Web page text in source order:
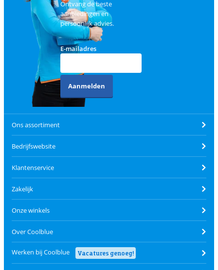
Ontvang de beste
aanbiedingen en
persoonlijk advies.
E-mailadres
Aanmelden
Ons assortiment
Bedrijfswebsite
Klantenservice
Zakelijk
Onze winkels
Over Coolblue
Werken bij Coolblue Vacatures genoeg!